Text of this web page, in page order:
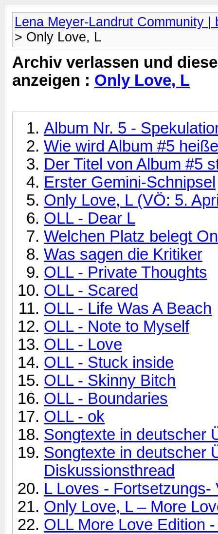
Lena Meyer-Landrut Community |
> Only Love, L
Archiv verlassen und
anzeigen : Only Love, L
Album Nr. 5 -
Wie wird Album #5
Der Titel von Album #5
Erster Gemini-Schnipsel
Only Love, L (VÖ: 5.
OLL - Dear L
Welchen Platz belegt
Was sagen die Kritiker
OLL - Private Thoughts
OLL - Scared
OLL - Life Was A Beach
OLL - Note to Myself
OLL - Love
OLL - Stuck inside
OLL - Skinny Bitch
OLL - Boundaries
OLL - ok
Songtexte in deutscher
Songtexte in deutscher
Diskussionsthread
L Loves - Fortsetzungs-
Only Love, L – More
OLL More Love Edition